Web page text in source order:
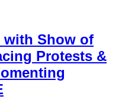
with Show of
Protests &